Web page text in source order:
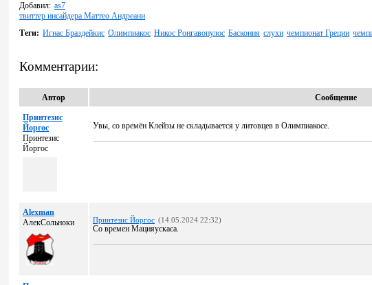
Добавил: as7
твиттер инсайдера Маттео Андреани
Теги: Игнас Браздейкис Олимпиакос Никос Ронгавопулос Баскония слухи чемпионат Греции
Комментарии:
Автор Сообщение
Принтезис
Йоргос
Принтезис
Йоргос
Увы, со времён Клейзы не складывается у литовцев в Олимпиакосе.
Alexman
АлекСольноки
Принтезис Йоргос (14.05.2024 22:32)
Со времен Мацияускаса.